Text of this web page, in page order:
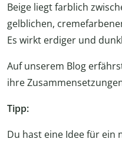
Beige liegt farblich
gelblichen,
Es wirkt erdiger und
Auf unserem Blog
ihre
Tipp:
Du hast eine Idee für ein